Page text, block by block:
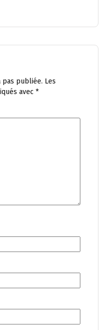
pas publiée. Les
avec *